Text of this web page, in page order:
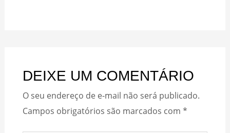
DEIXE UM COMENTÁRIO
O seu endereço de e-mail não será publicado.
Campos obrigatórios são marcados com *